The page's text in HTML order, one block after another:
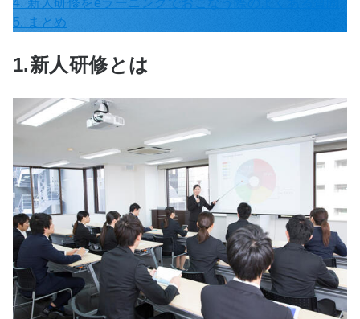
4. 新人研修をeラーニングでおこなう際のよくある質問
5. まとめ
1.新人研修とは